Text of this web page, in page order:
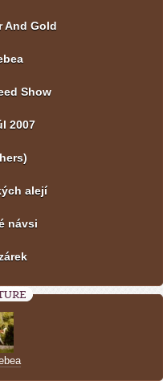
And Gold
Show
2007
alejí
návsi